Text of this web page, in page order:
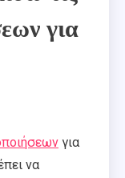
για
για
να